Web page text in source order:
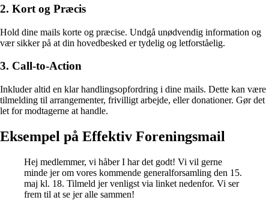
2. Kort og Præcis
Hold dine mails korte og præcise. Undgå unødvendig information og
vær sikker på at din hovedbesked er tydelig og letforståelig.
3. Call-to-Action
Inkluder altid en klar handlingsopfordring i dine mails. Dette kan være
tilmelding til arrangementer, frivilligt arbejde, eller donationer. Gør det
let for modtagerne at handle.
Eksempel på Effektiv Foreningsmail
Hej medlemmer, vi håber I har det godt! Vi vil gerne
minde jer om vores kommende generalforsamling den 15.
maj kl. 18. Tilmeld jer venligst via linket nedenfor. Vi ser
frem til at se jer alle sammen!